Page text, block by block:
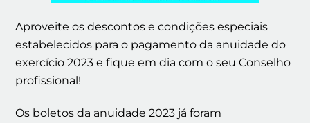
Aproveite os descontos e condições especiais
estabelecidos para o pagamento da anuidade do
exercício 2023 e fique em dia com o seu Conselho
profissional!
Os boletos da anuidade 2023 já foram